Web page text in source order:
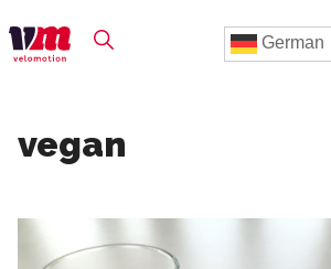
German
vegan